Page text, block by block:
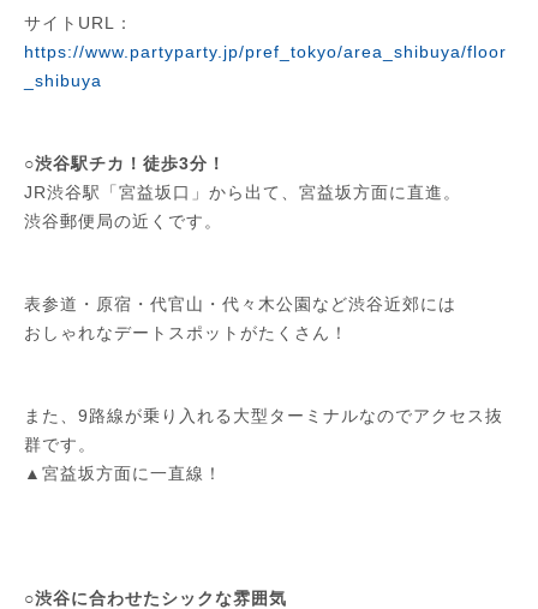
サイトURL：
https://www.partyparty.jp/pref_tokyo/area_shibuya/floor
_shibuya
○渋谷駅チカ！徒歩3分！
JR渋谷駅「宮益坂口」から出て、宮益坂方面に直進。
渋谷郵便局の近くです。
表参道・原宿・代官山・代々木公園など渋谷近郊には
おしゃれなデートスポットがたくさん！
また、9路線が乗り入れる大型ターミナルなのでアクセス抜
群です。
▲宮益坂方面に一直線！
○渋谷に合わせたシックな雰囲気